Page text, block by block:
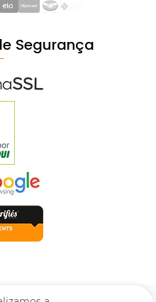
Segurança